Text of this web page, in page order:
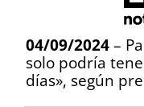
04/09/2024 –
solo podría
días», según